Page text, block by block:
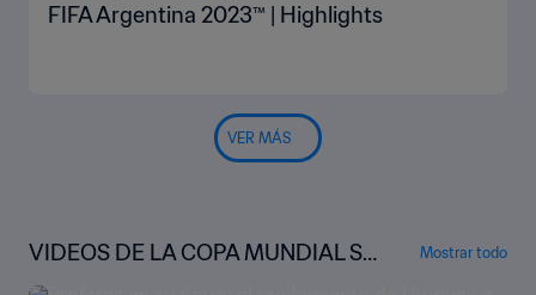
FIFA Argentina 2023™ | Highlights
VER MÁS
VIDEOS DE LA COPA MUNDIAL SU
B-20 DE LA FIFA™
Mostrar todo